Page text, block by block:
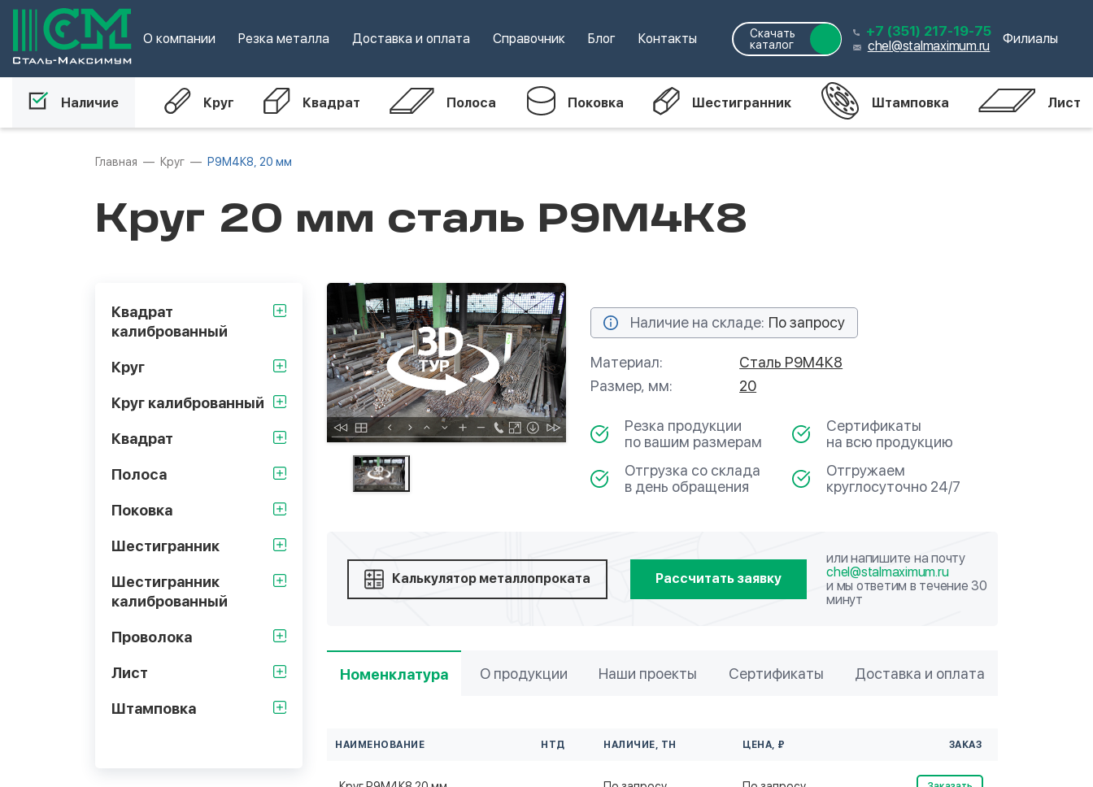
О компании Резка металла Доставка и оплата Справочник Блог Контакты
Скачать
каталог
+7 (351) 217-19-75
chel@stalmaximum.ru Филиалы
Наличие Круг Квадрат Полоса Поковка Шестигранник Штамповка Лист
Главная Круг Р9М4К8, 20 мм
Круг 20 мм сталь Р9М4К8
Квадрат
калиброванный
Круг
Круг калиброванный
Квадрат
Полоса
Поковка
Шестигранник
Шестигранник
калиброванный
Проволока
Лист
Штамповка
Наличие на складе: По запросу
Материал:
Сталь Р9М4К8
Размер, мм:
20
Резка продукции
по вашим размерам
Сертификаты
на всю продукцию
Отгрузка со склада
в день обращения
Отгружаем
круглосуточно 24/7
Калькулятор металлопроката Рассчитать заявку
или напишите на почту
chel@stalmaximum.ru
и мы ответим в течение 30
минут
Номенклатура О продукции Наши проекты Сертификаты Доставка и оплата
НАИМЕНОВАНИЕ НТД НАЛИЧИЕ, ТН ЦЕНА, ₽ ЗАКАЗ